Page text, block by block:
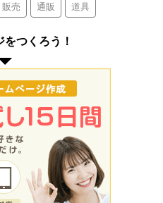
販売 通販 道具
つくろう！